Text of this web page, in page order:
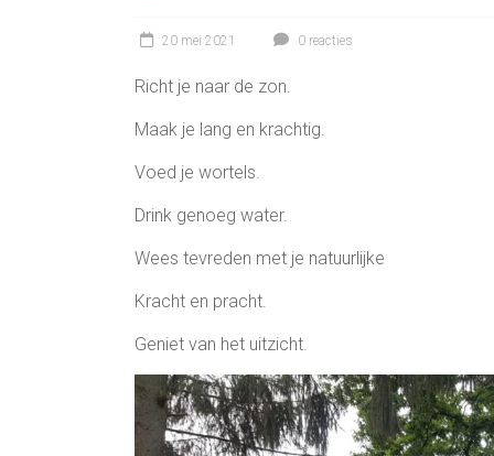
20 mei 2021 0 reacties
Richt je naar de zon.
Maak je lang en krachtig.
Voed je wortels.
Drink genoeg water.
Wees tevreden met je natuurlijke
Kracht en pracht.
Geniet van het uitzicht.